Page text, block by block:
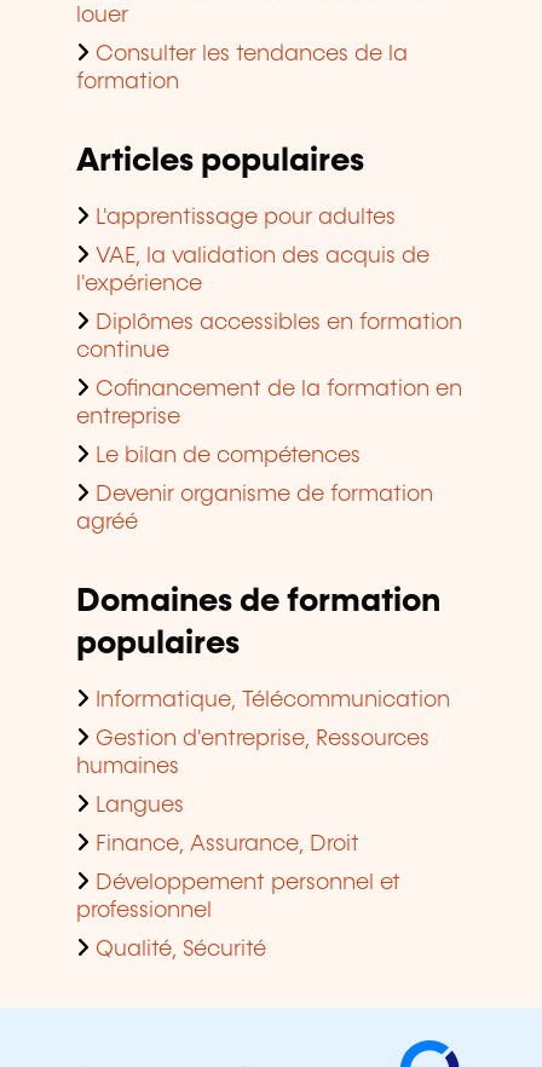
louer
Consulter les tendances de la
formation
Articles populaires
L'apprentissage pour adultes
VAE, la validation des acquis de
l'expérience
Diplômes accessibles en formation
continue
Cofinancement de la formation en
entreprise
Le bilan de compétences
Devenir organisme de formation
agréé
Domaines de formation
populaires
Informatique, Télécommunication
Gestion d'entreprise, Ressources
humaines
Langues
Finance, Assurance, Droit
Développement personnel et
professionnel
Qualité, Sécurité